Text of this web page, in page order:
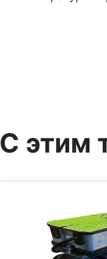
С этим